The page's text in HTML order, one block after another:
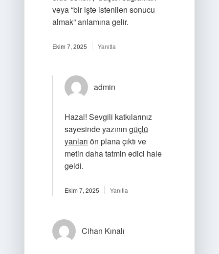
veya “bir işte istenilen sonucu
almak” anlamına gelir.
Ekim 7, 2025 Yanıtla
admin
Hazal! Sevgili katkılarınız
sayesinde yazının güçlü
yanları ön plana çıktı ve
metin daha tatmin edici hale
geldi.
Ekim 7, 2025 Yanıtla
Cihan Kınalı